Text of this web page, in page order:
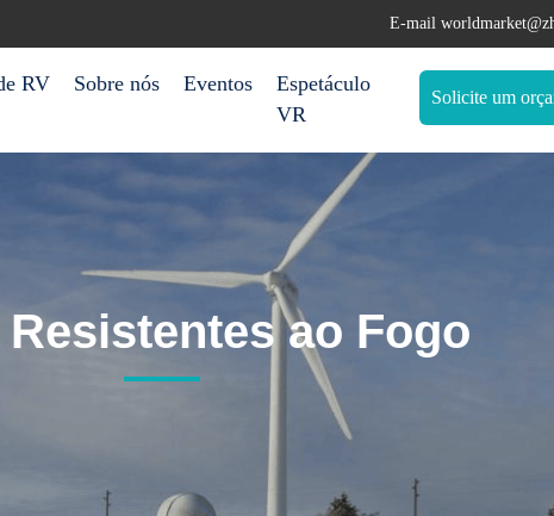
E-mail
RV Sobre nós Eventos
Espetáculo
VR
Solicite um
ao Fogo